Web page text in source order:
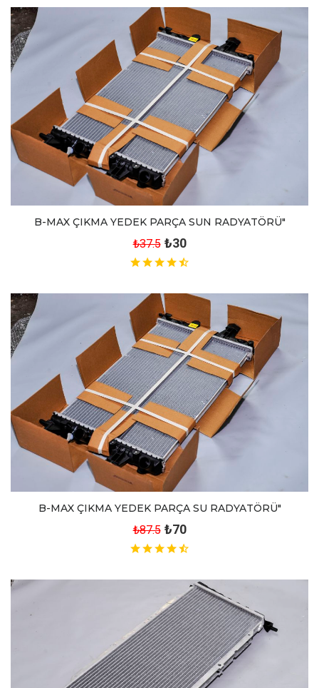
B-MAX ÇIKMA YEDEK PARÇA SUN RADYATÖRÜ"
₺37.5 ₺30
B-MAX ÇIKMA YEDEK PARÇA SU RADYATÖRÜ"
₺87.5 ₺70